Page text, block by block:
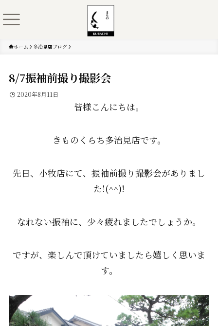
ホーム 多治見店ブログ
8/7振袖前撮り撮影会
2020年8月11日
皆様こんにちは。
きものくらち多治見店です。
先日、小牧店にて、振袖前撮り撮影会がありまし
た!(^^)!
なれない振袖に、少々疲れましたでしょうか。
ですが、楽しんで頂けていましたら嬉しく思いま
す。